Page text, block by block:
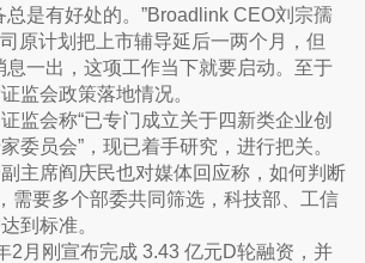
总是有好处的。”Broadlink CEO刘宗孺
原计划把上市辅导延后一两个月，但
息一出，这项工作当下就要启动。至于
监会政策落地情况。
监会称“已专门成立关于四新类企业创
委员会”，现已着手研究，进行把关。
主席阎庆民也对媒体回应称，如何判断
需要多个部委共同筛选，科技部、工信
到标准。
2月刚宣布完成 3.43 亿元D轮融资，并